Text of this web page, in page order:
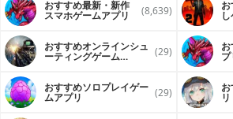
個性的なセレブたちとの新婚生活は、ド
してちょっとセクシーに！？
カリスマなイケメン俺様から、少し不器用
優しく包んでくれるお兄ちゃんキャラな
いろんなタイプと甘い恋を楽しみたい、
翻弄されたい女性の気持ちを叶える豪華な
チックなシナリオが楽しめます
さあ、アナタもシンデレラになってカレら
愛を楽しみましょう
おすすめ最新・新作
スマホゲームアプリ (8,639)
おすすめオンラインシュ
ーティングゲーム (29) プ
おすすめソロプレイゲー
ムアプリ (29) リ